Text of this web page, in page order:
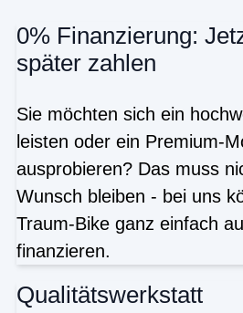
0% Finanzierung:
später zahlen
Sie möchten sich ein
leisten oder ein Premium-
ausprobieren? Das muss
Wunsch bleiben - bei uns
Traum-Bike ganz einfach
finanzieren.
Qualitätswerkstatt